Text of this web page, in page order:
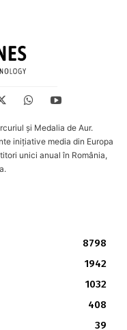
și Medalia de Aur.
inițiative media din Europa
unici anual în România,
8798
1942
1032
408
39